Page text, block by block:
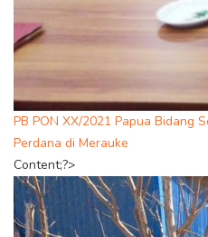
PB PON XX/2021 Papua Bidang
Perdana di Merauke
Content;?>